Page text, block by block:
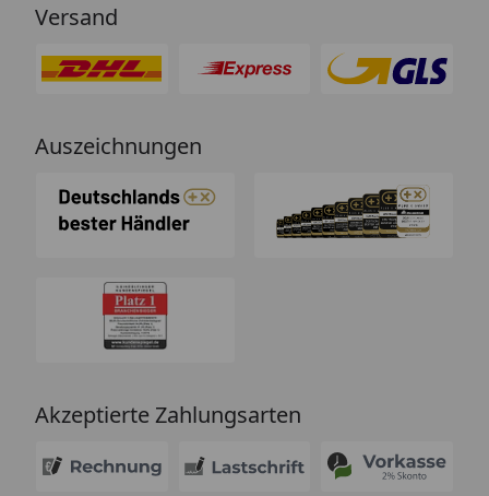
Versand
Auszeichnungen
Akzeptierte Zahlungsarten